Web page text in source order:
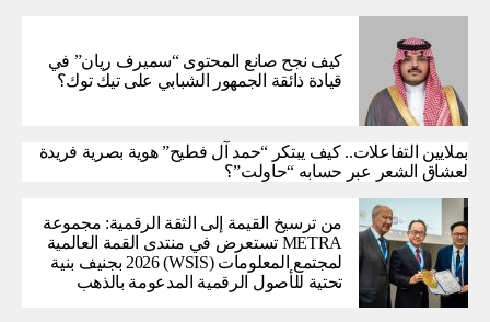
كيف نجح صانع المحتوى “سميرف ريان” في
قيادة ذائقة الجمهور الشبابي على تيك توك؟
بملايين التفاعلات.. كيف يبتكر “حمد آل فطيح” هوية بصرية فريدة
لعشاق الشعر عبر حسابه “حاولت”؟
من ترسيخ القيمة إلى الثقة الرقمية: مجموعة
METRA تستعرض في منتدى القمة العالمية
لمجتمع المعلومات (WSIS) 2026 بجنيف بنية
تحتية للأصول الرقمية المدعومة بالذهب